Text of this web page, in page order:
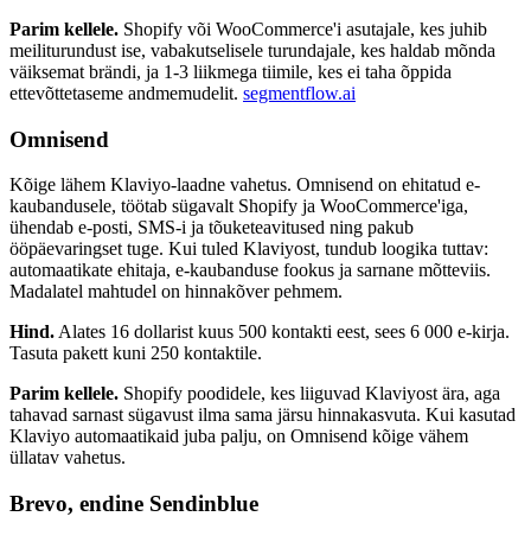
Parim kellele. Shopify või WooCommerce'i asutajale, kes juhib
meiliturundust ise, vabakutselisele turundajale, kes haldab mõnda
väiksemat brändi, ja 1-3 liikmega tiimile, kes ei taha õppida
ettevõttetaseme andmemudelit. segmentflow.ai
Omnisend
Kõige lähem Klaviyo-laadne vahetus. Omnisend on ehitatud e-
kaubandusele, töötab sügavalt Shopify ja WooCommerce'iga,
ühendab e-posti, SMS-i ja tõuketeavitused ning pakub
ööpäevaringset tuge. Kui tuled Klaviyost, tundub loogika tuttav:
automaatikate ehitaja, e-kaubanduse fookus ja sarnane mõtteviis.
Madalatel mahtudel on hinnakõver pehmem.
Hind.Alates 16 dollarist kuus 500 kontakti eest, sees 6 000 e-kirja.
Tasuta pakett kuni 250 kontaktile.
Parim kellele. Shopify poodidele, kes liiguvad Klaviyost ära, aga
tahavad sarnast sügavust ilma sama järsu hinnakasvuta. Kui kasutad
Klaviyo automaatikaid juba palju, on Omnisend kõige vähem
üllatav vahetus.
Brevo, endine Sendinblue